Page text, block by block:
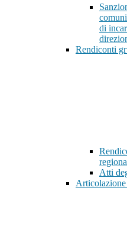
di
Rendiconti
Atti